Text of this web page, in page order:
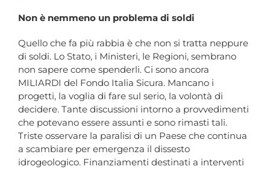
Non è nemmeno un problema di soldi
Quello che fa più rabbia è che non si tratta neppure
di soldi. Lo Stato, i Ministeri, le Regioni, sembrano
non sapere come spenderli. Ci sono ancora
MILIARDI del Fondo Italia Sicura. Mancano i
progetti, la voglia di fare sul serio, la volontà di
decidere. Tante discussioni intorno a provvedimenti
che potevano essere assunti e sono rimasti tali.
Triste osservare la paralisi di un Paese che continua
a scambiare per emergenza il dissesto
idrogeologico. Finanziamenti destinati a interventi